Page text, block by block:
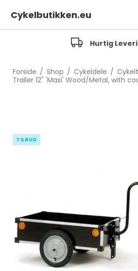
Cykelbutikken.eu
Hurtig
Forside / Shop / Cykeldele /
Trailer 12" 'Maxi' Wood/Metal, with
TILBUD